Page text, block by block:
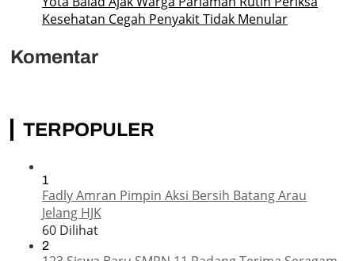
Kesehatan Cegah Penyakit Tidak Menular
Komentar
TERPOPULER
1
Fadly Amran Pimpin Aksi Bersih Batang Arau
Jelang HJK
60 Dilihat
2